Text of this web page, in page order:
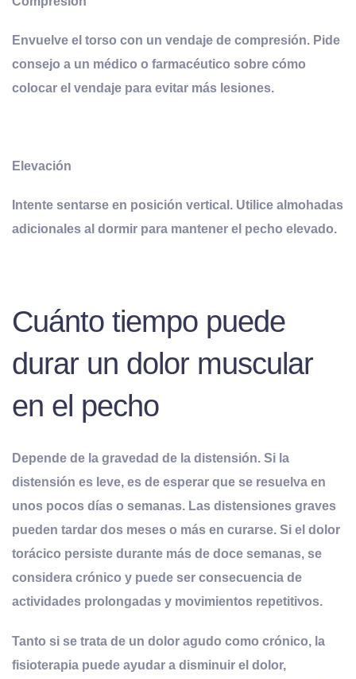
Envuelve el torso con un vendaje de compresión. Pide
consejo a un médico o farmacéutico sobre cómo
colocar el vendaje para evitar más lesiones.
Elevación
Intente sentarse en posición vertical. Utilice almohadas
adicionales al dormir para mantener el pecho elevado.
Cuánto tiempo puede
durar un dolor muscular
en el pecho
Depende de la gravedad de la distensión. Si la
distensión es leve, es de esperar que se resuelva en
unos pocos días o semanas. Las distensiones graves
pueden tardar dos meses o más en curarse. Si el dolor
torácico persiste durante más de doce semanas, se
considera crónico y puede ser consecuencia de
actividades prolongadas y movimientos repetitivos.
Tanto si se trata de un dolor agudo como crónico, la
fisioterapia puede ayudar a disminuir el dolor,